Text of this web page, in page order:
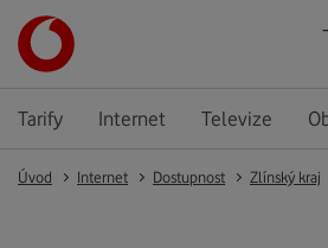
Tarify Internet Televize
Úvod Internet Dostupnost Zlínský kraj